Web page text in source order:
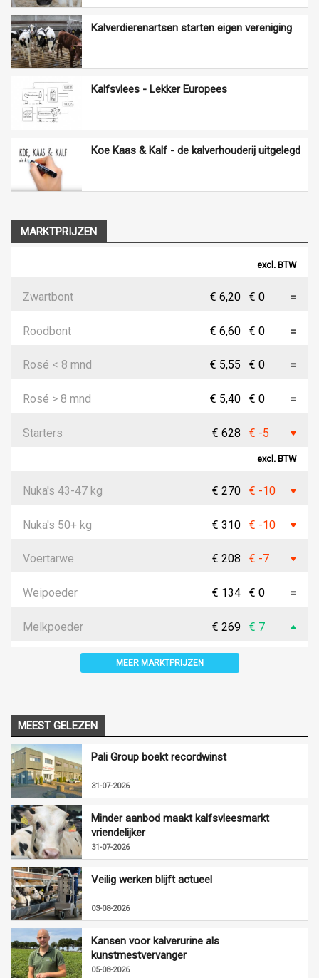
Kalverdierenartsen starten eigen vereniging
Kalfsvlees - Lekker Europees
Koe Kaas & Kalf - de kalverhouderij uitgelegd
MARKTPRIJZEN
excl. BTW
Zwartbont € 6,20 € 0
Roodbont € 6,60 € 0
Rosé < 8 mnd € 5,55 € 0
Rosé > 8 mnd € 5,40 € 0
Starters € 628 € -5
excl. BTW
Nuka's 43-47 kg € 270 € -10
Nuka's 50+ kg € 310 € -10
Voertarwe € 208 € -7
Weipoeder € 134 € 0
Melkpoeder € 269 € 7
MEER MARKTPRIJZEN
MEEST GELEZEN
Pali Group boekt recordwinst
31-07-2026
Minder aanbod maakt kalfsvleesmarkt
vriendelijker
31-07-2026
Veilig werken blijft actueel
03-08-2026
Kansen voor kalverurine als
kunstmestvervanger
05-08-2026